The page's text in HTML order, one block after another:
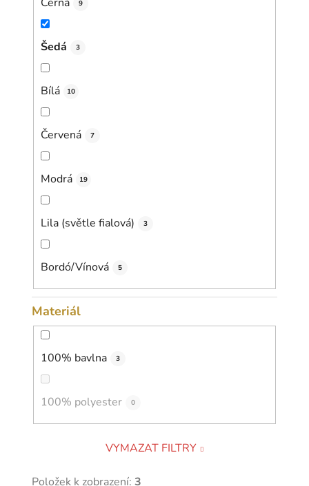
Černá 9
Šedá 3
Bílá 10
Červená 7
Modrá 19
Lila (světle fialová) 3
Bordó/Vínová 5
Materiál
100% bavlna 3
100% polyester 0
VYMAZAT FILTRY
Položek k zobrazení: 3